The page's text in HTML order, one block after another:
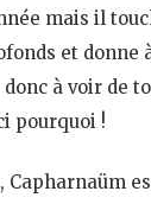
mais il
et donne
à voir de
pourquoi !
Capharnaüm